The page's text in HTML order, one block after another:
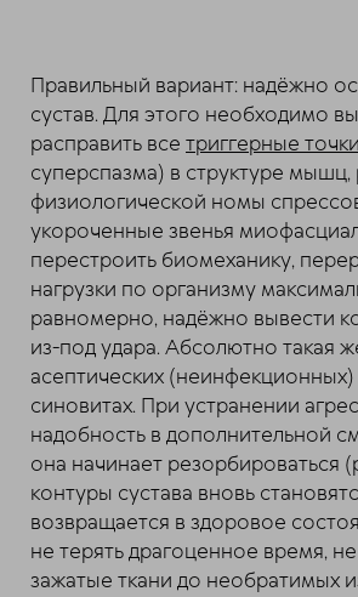
Правильный вариант: надёжно
сустав. Для этого необходимо
расправить все триггерные точки
суперспазма) в структуре мышц,
физиологической номы
укороченные звенья
перестроить биомеханику,
нагрузки по организму
равномерно, надёжно вывести
из-под удара. Абсолютно такая
асептических (неинфекционных)
синовитах. При устранении
надобность в дополнительной
она начинает резорбироваться
контуры сустава вновь
возвращается в здоровое
не терять драгоценное время,
зажатые ткани до необратимых